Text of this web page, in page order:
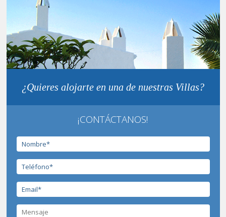
¿Quieres alojarte en una de nuestras Villas?
¡CONTÁCTANOS!